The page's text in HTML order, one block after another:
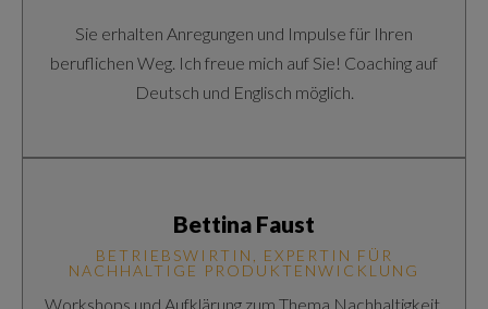
Sie erhalten Anregungen und Impulse für Ihren
beruflichen Weg. Ich freue mich auf Sie! Coaching auf
Deutsch und Englisch möglich.
Bettina Faust
BETRIEBSWIRTIN, EXPERTIN FÜR
NACHHALTIGE PRODUKTENWICKLUNG
Workshops und Aufklärung zum Thema Nachhaltigkeit.